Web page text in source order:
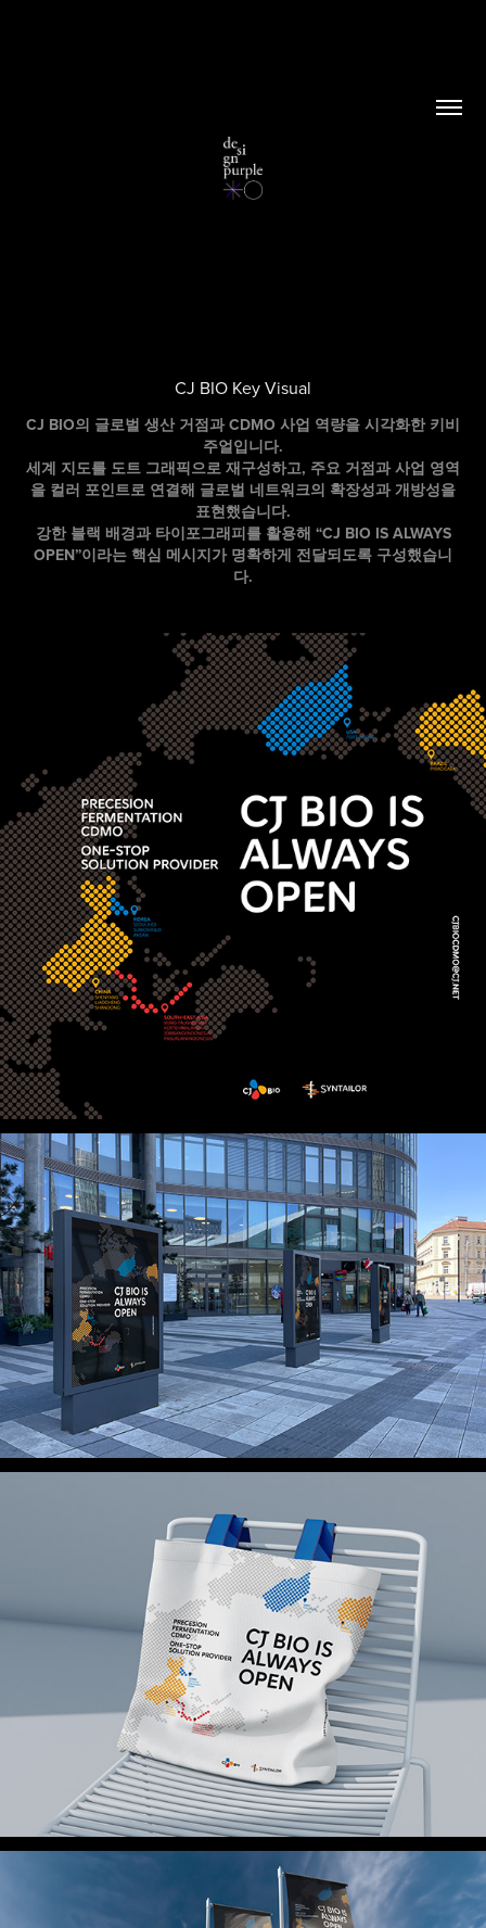
CJ BIO Key Visual
CJ BIO의 글로벌 생산 거점과 CDMO 사업 역량을 시각화한 키비
주얼입니다.
세계 지도를 도트 그래픽으로 재구성하고, 주요 거점과 사업 영역
을 컬러 포인트로 연결해 글로벌 네트워크의 확장성과 개방성을
표현했습니다.
강한 블랙 배경과 타이포그래피를 활용해 “CJ BIO IS ALWAYS
OPEN”이라는 핵심 메시지가 명확하게 전달되도록 구성했습니
다.